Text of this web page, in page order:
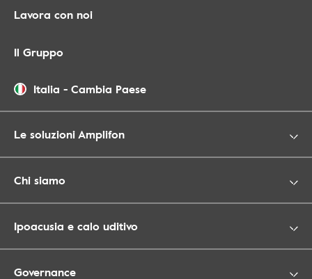
Lavora con noi
Il Gruppo
Italia - Cambia Paese
Le soluzioni Amplifon
Chi siamo
Ipoacusia e calo uditivo
Governance